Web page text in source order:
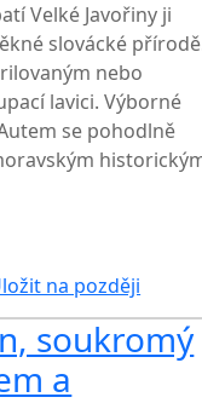
Velké Javořiny ji
slovácké
nebo
lavici. Výborné
se pohodlně
na později
soukromý
a